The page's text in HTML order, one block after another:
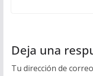
Deja una
Tu dirección de